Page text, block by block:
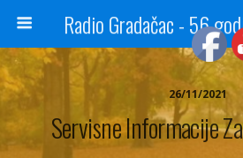
26/11/2021
Servisne Informacije